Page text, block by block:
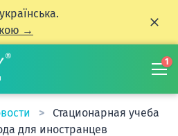
→
1
Стационарная учеба
для иностранцев